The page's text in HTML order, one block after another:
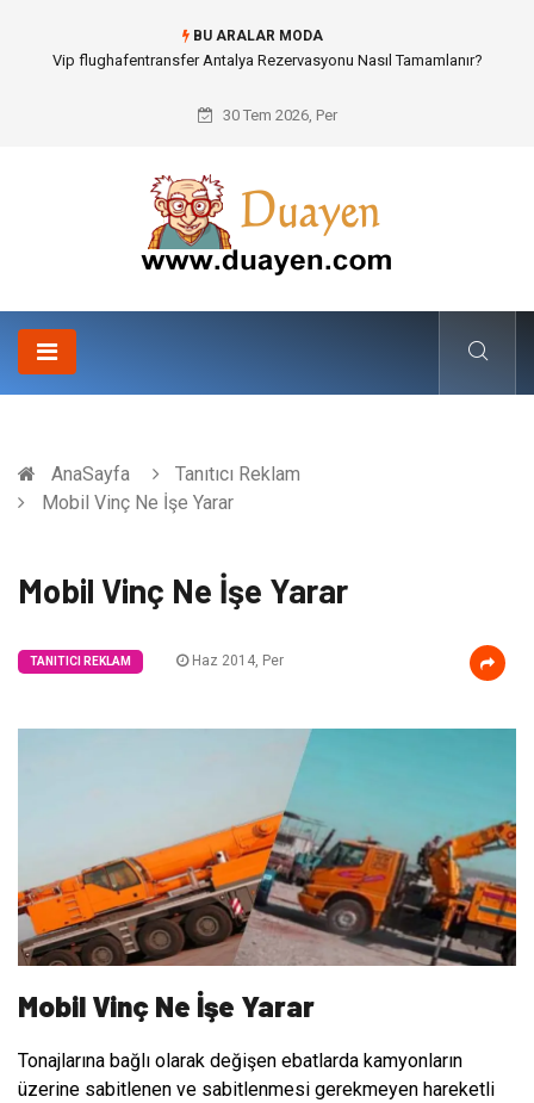
BU ARALAR MODA
Osb Sandık ve Endüstriyel Makine Parçalarının Modüler Transferi
30 Tem 2026, Per
AnaSayfa
Tanıtıcı Reklam
Mobil Vinç Ne İşe Yarar
Mobil Vinç Ne İşe Yarar
TANITICI REKLAM Haz 2014, Per
Mobil Vinç Ne İşe Yarar
Tonajlarına bağlı olarak değişen ebatlarda kamyonların
üzerine sabitlenen ve sabitlenmesi gerekmeyen hareketli